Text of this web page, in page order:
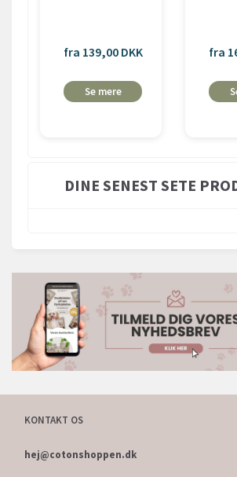
fra 139,00 DKK
Se mere
fra
DINE SENEST SETE
KONTAKT OS
hej@cotonshoppen.dk